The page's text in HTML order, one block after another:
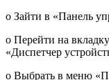
o Зайти в «Панель
o Перейти на
«Диспетчер
o Выбрать в меню